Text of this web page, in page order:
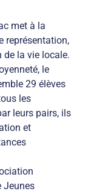
met à la
représentation,
de la vie locale.
le
29 élèves
les
leurs pairs, ils
et
Jeunes